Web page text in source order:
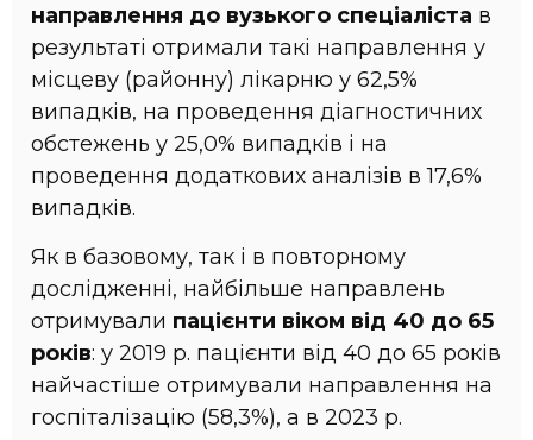
направлення до вузького спеціаліста в
результаті отримали такі направлення у
місцеву (районну) лікарню у 62,5%
випадків, на проведення діагностичних
обстежень у 25,0% випадків і на
проведення додаткових аналізів в 17,6%
випадків.
Як в базовому, так і в повторному
дослідженні, найбільше направлень
отримували пацієнти віком від 40 до 65
років: у 2019 р. пацієнти від 40 до 65 років
найчастіше отримували направлення на
госпіталізацію (58,3%), а в 2023 р.